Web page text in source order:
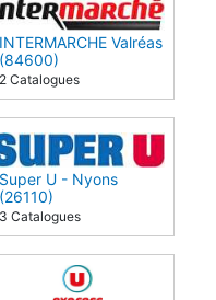
INTERMARCHE Valréas
(84600)
2 Catalogues
Super U - Nyons
(26110)
3 Catalogues